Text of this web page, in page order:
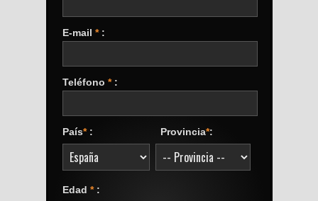
E-mail *:
Teléfono *:
País*: Provincia*:
Edad *: